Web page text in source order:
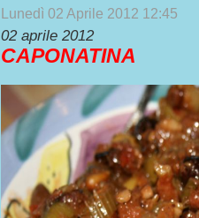
Lunedì 02 Aprile 2012 12:45
‎02 aprile 2012
CAPONATINA